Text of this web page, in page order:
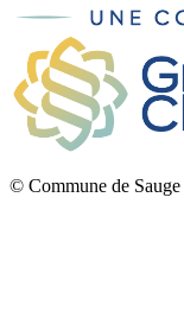
© Commune de Sauge